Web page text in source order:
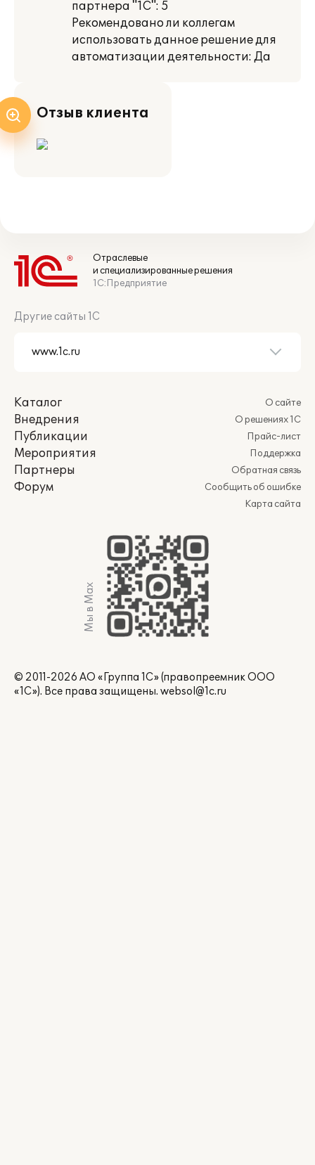
партнера "1С": 5
Рекомендовано ли коллегам
использовать данное решение для
автоматизации деятельности: Да
Отзыв клиента
Отраслевые
и специализированные решения
1С:Предприятие
Другие сайты 1С
Каталог
Внедрения
Публикации
Мероприятия
Партнеры
Форум
О сайте
О решениях 1С
Прайс-лист
Поддержка
Обратная связь
Сообщить об ошибке
Карта сайта
Мы в Max
© 2011-2026 АО «Группа 1С» (правопреемник ООО
«1С»). Все права защищены. websol@1c.ru